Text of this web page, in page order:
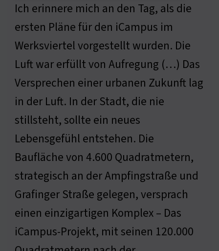
Ich erinnere mich an den Tag, als die
ersten Pläne für den iCampus im
Werksviertel vorgestellt wurden. Die
Luft war erfüllt von Aufregung (…) Das
Versprechen einer urbanen Zukunft lag
in der Luft. In der Stadt, die nie
stillsteht, sollte ein neues
Lebensgefühl entstehen. Die
Baufläche von 4.600 Quadratmetern,
strategisch an der Ampfingstraße und
Grafinger Straße gelegen, versprach
einen einzigartigen Komplex – Das
iCampus-Projekt, mit seinen 120.000